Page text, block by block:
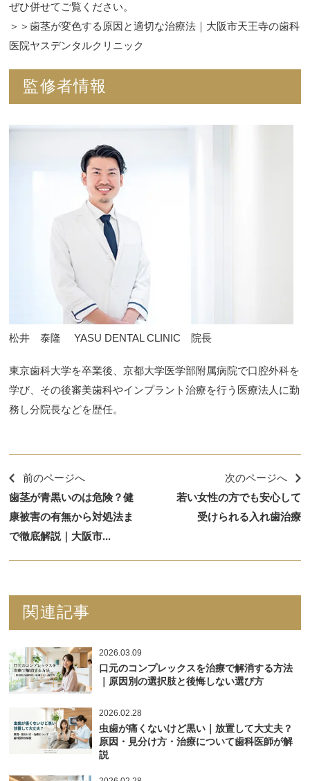
ぜひ併せてご覧ください。
＞＞歯茎が変色する原因と適切な治療法｜大阪市天王寺の歯科
医院ヤスデンタルクリニック
監修者情報
松井 泰隆 YASU DENTAL CLINIC 院長
東京歯科大学を卒業後、京都大学医学部附属病院で口腔外科を
学び、その後審美歯科やインプラント治療を行う医療法人に勤
務し分院長などを歴任。
前のページへ
歯茎が青黒いのは危険？健
康被害の有無から対処法ま
で徹底解説｜大阪市...
次のページへ
若い女性の方でも安心して
受けられる入れ歯治療
関連記事
2026.03.09
口元のコンプレックスを治療で解消する方法
｜原因別の選択肢と後悔しない選び方
2026.02.28
虫歯が痛くないけど黒い｜放置して大丈夫？
原因・見分け方・治療について歯科医師が解
説